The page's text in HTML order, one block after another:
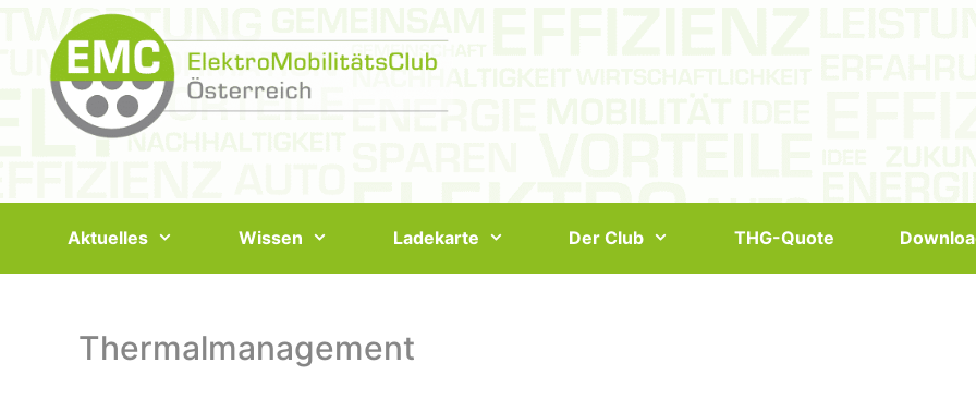
Aktuelles Wissen Ladekarte Der Club THG-Quote
Thermalmanagement